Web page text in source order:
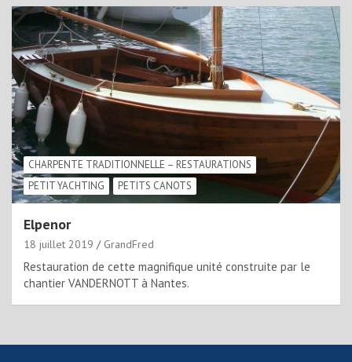
CHARPENTE TRADITIONNELLE – RESTAURATIONS
PETIT YACHTING
PETITS CANOTS
Elpenor
18 juillet 2019 GrandFred
Restauration de cette magnifique unité construite par le
chantier VANDERNOTT à Nantes.